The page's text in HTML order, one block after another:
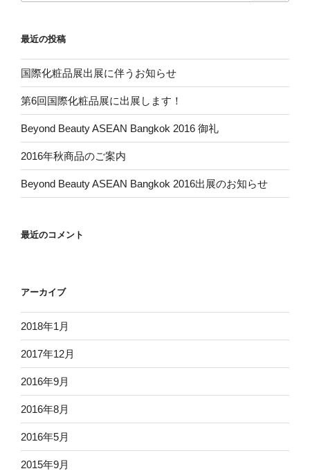
最近の投稿
国際化粧品展出展に伴うお知らせ
第6回国際化粧品展に出展します！
Beyond Beauty ASEAN Bangkok 2016 御礼
2016年秋商品のご案内
Beyond Beauty ASEAN Bangkok 2016出展のお知らせ
最近のコメント
アーカイブ
2018年1月
2017年12月
2016年9月
2016年8月
2016年5月
2015年9月